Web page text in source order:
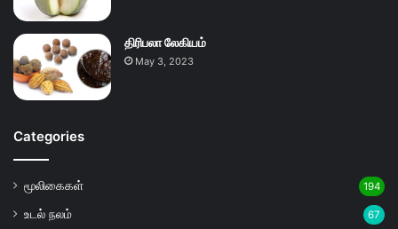
திரிபலா லேகியம்
May 3, 2023
Categories
மூலிகைகள் 194
உடல் நலம் 67